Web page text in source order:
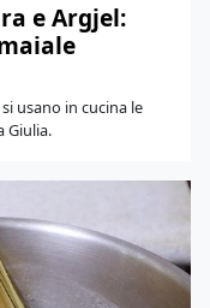
e Argjel:
usano in cucina le
Giulia.